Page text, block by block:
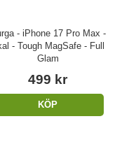
- iPhone 17 Pro Max -
- Tough MagSafe - Full
Glam
499 kr
KÖP